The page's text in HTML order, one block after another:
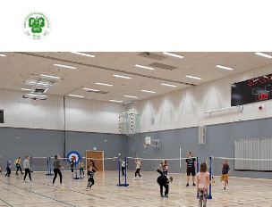
Siirry
sivun
sisältöön
Porin Pyrintö ry